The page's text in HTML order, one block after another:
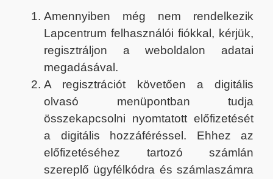
Amennyiben még nem rendelkezik
Lapcentrum felhasználói fiókkal, kérjük,
regisztráljon a weboldalon adatai
megadásával.
A regisztrációt követően a digitális
olvasó menüpontban tudja
összekapcsolni nyomtatott előfizetését
a digitális hozzáféréssel. Ehhez az
előfizetéséhez tartozó számlán
szereplő ügyfélkódra és számlaszámra